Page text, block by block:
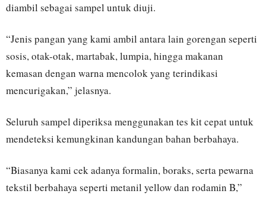
diambil sebagai sampel untuk diuji.
“Jenis pangan yang kami ambil antara lain gorengan seperti
sosis, otak-otak, martabak, lumpia, hingga makanan
kemasan dengan warna mencolok yang terindikasi
mencurigakan,” jelasnya.
Seluruh sampel diperiksa menggunakan tes kit cepat untuk
mendeteksi kemungkinan kandungan bahan berbahaya.
“Biasanya kami cek adanya formalin, boraks, serta pewarna
tekstil berbahaya seperti metanil yellow dan rodamin B,”